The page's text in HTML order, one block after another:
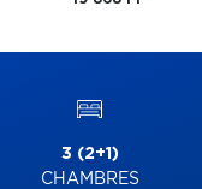
3 (2+1)
CHAMBRES